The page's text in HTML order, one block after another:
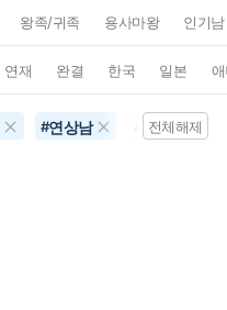
왕족/귀족 용사마왕 인기남
연재 완결 한국 일본
#연상남 공포물
전체해제